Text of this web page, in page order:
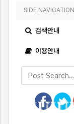
SIDE NAVIGATION
검색안내
이용안내